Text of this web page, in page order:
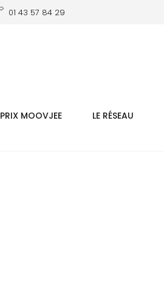
01 43 57 84 29
PRIX MOOVJEE LE RÉSEAU